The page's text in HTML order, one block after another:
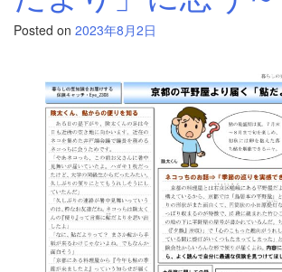
Posted on 2023年8月2日